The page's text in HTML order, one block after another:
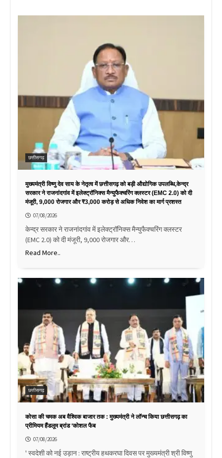
छत्तीसगढ़
मुख्यमंत्री विष्णु देव साय के नेतृत्व में छत्तीसगढ़ को बड़ी औद्योगिक उपलब्धि,केन्द्र
सरकार ने राजनांदगांव में इलेक्ट्रॉनिक्स मैन्युफैक्चरिंग क्लस्टर (EMC 2.0) को दी
मंजूरी, 9,000 रोजगार और ₹3,000 करोड़ से अधिक निवेश का मार्ग प्रशस्त
07/08/2026
केन्द्र सरकार ने राजनांदगांव में इलेक्ट्रॉनिक्स मैन्युफैक्चरिंग क्लस्टर
(EMC 2.0) को दी मंजूरी, 9,000 रोजगार और…
Read More..
छत्तीसगढ़
कोसा की चमक अब वैश्विक बाजार तक : मुख्यमंत्री ने लॉन्च किया छत्तीसगढ़ का
प्रीमियम हैंडलूम ब्रांड ‘कोशल फैब
07/08/2026
' स्वदेशी को नई उड़ान : राष्ट्रीय हथकरघा दिवस पर मुख्यमंत्री श्री विष्णु